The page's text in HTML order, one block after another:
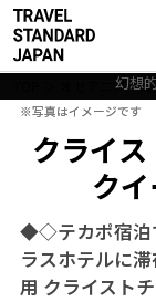
オセアニア・
クライ
ク
◆◇テカポ宿泊
ラスホテルに
用 クライスト
幻想
※写真はイメージです
※写真はイメージです